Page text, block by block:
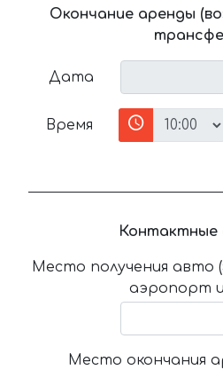
Окончание аренды
Дата
Время
Контактные
Место получения авто
аэропорт
Место окончания